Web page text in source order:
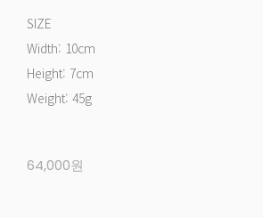
SIZE
Width: 10cm
Height: 7cm
Weight: 45g
64,000원